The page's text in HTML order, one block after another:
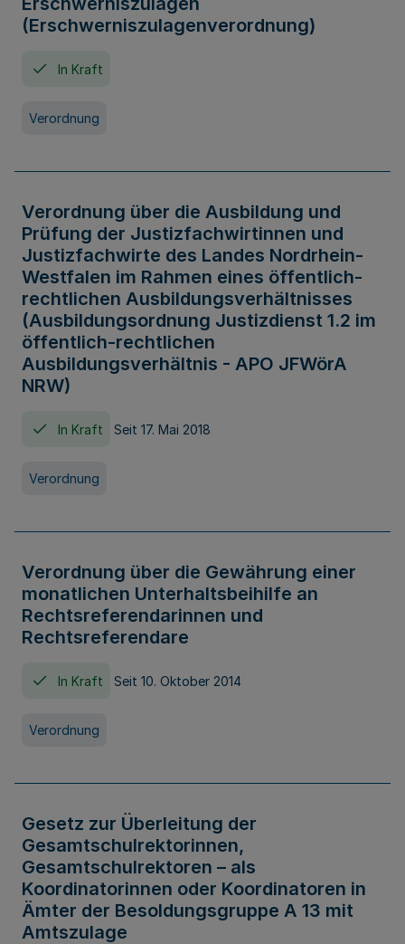
(Erschwerniszulagenverordnung)
In Kraft
Verordnung
Verordnung über die Ausbildung und
Prüfung der Justizfachwirtinnen und
Justizfachwirte des Landes Nordrhein-
Westfalen im Rahmen eines öffentlich-
rechtlichen Ausbildungsverhältnisses
(Ausbildungsordnung Justizdienst 1.2 im
öffentlich-rechtlichen
Ausbildungsverhältnis - APO JFWörA
NRW)
In Kraft Seit 17. Mai 2018
Verordnung
Verordnung über die Gewährung einer
monatlichen Unterhaltsbeihilfe an
Rechtsreferendarinnen und
Rechtsreferendare
In Kraft Seit 10. Oktober 2014
Verordnung
Gesetz zur Überleitung der
Gesamtschulrektorinnen,
Gesamtschulrektoren – als
Koordinatorinnen oder Koordinatoren in
Ämter der Besoldungsgruppe A 13 mit
Amtszulage